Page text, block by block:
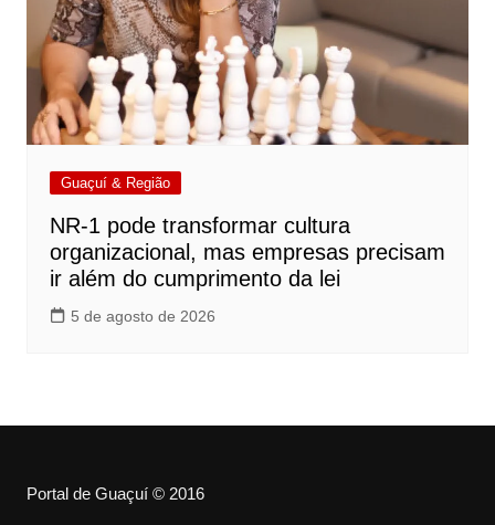
Guaçuí & Região
NR-1 pode transformar cultura
organizacional, mas empresas precisam
ir além do cumprimento da lei
5 de agosto de 2026
Portal de Guaçuí © 2016